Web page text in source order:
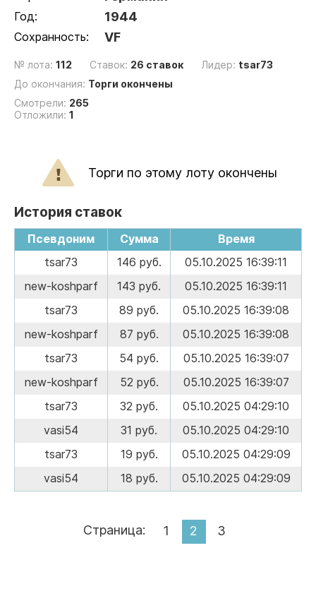
Год: 1944
Сохранность: VF
№ лота: 112 Ставок: 26 ставок Лидер: tsar73
До окончания: Торги окончены
Смотрели: 265
Отложили: 1
Торги по этому лоту окончены
История ставок
Псевдоним Сумма
Время
tsar73
146 руб.
05.10.2025 16:39:11
new-koshparf
143 руб.
05.10.2025 16:39:11
tsar73
89 руб.
05.10.2025 16:39:08
new-koshparf
87 руб.
05.10.2025 16:39:08
tsar73
54 руб.
05.10.2025 16:39:07
new-koshparf
52 руб.
05.10.2025 16:39:07
tsar73
32 руб.
05.10.2025 04:29:10
vasi54
31 руб.
05.10.2025 04:29:10
tsar73
19 руб.
05.10.2025 04:29:09
vasi54
18 руб. 05.10.2025 04:29:09
Страница: 1 2 3